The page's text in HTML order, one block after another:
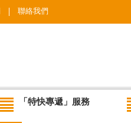
聯絡我們
「特快專遞」服務